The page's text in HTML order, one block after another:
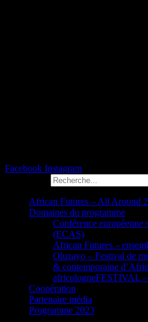
Facebook Instagram
African Futures – All Around
Domaines du programme
Conférence européenne
(ECAS)
African Futures –
Oluzayo – Festival de
& contemporaine
africologneFESTIVAL –
Coopération
Partenaire média
Programme 2023